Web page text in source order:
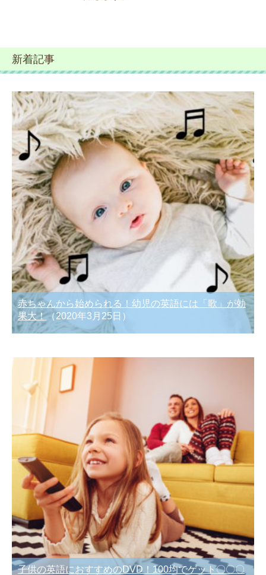
新着記事
赤ちゃんから始められる！幼児の英語には「歌」が効
果大！（2020年3月25日）
子供の英語におすすめのDVD！100均でゲット〇〇〇